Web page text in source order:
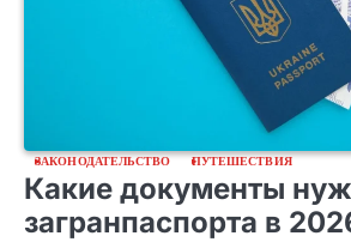
ЗАКОНОДАТЕЛЬСТВО ПУТЕШЕСТВИЯ
Какие документы
загранпаспорта в